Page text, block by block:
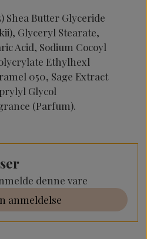
Shea Butter Glyceride
Glyceryl Stearate,
Acid, Sodium Cocoyl
Ethylhexl
050, Sage Extract
Glycol
(Parfum).
denne vare
anmeldelse